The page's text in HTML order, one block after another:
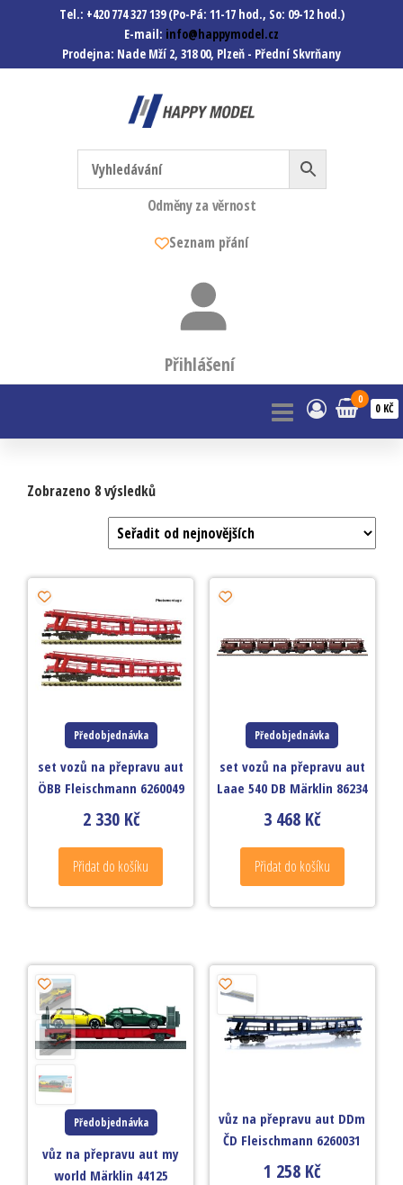
Tel.: +420 774 327 139 (Po-Pá: 11-17 hod., So: 09-12 hod.)
E-mail: info@happymodel.cz
Prodejna: Nade Mží 2, 318 00, Plzeň - Přední Skvrňany
Happymodel.cz
Modely autíček, modelová
železnice, mašinky, vagóny a
mnohem víc.
Odměny za věrnost
Seznam přání
Přihlášení
0
0 KČ
Zobrazeno 8 výsledků
Předobjednávka
set vozů na přepravu aut
ÖBB Fleischmann 6260049
2 330 Kč
Přidat do košíku
Předobjednávka
set vozů na přepravu aut
Laae 540 DB Märklin 86234
3 468 Kč
Přidat do košíku
Předobjednávka
vůz na přepravu aut my
world Märklin 44125
vůz na přepravu aut DDm
ČD Fleischmann 6260031
1 258 Kč